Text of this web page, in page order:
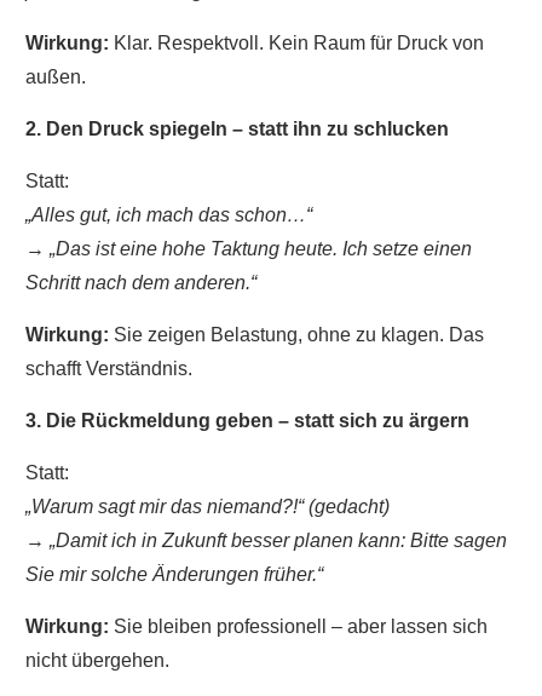
Wirkung: Klar. Respektvoll. Kein Raum für Druck von
außen.
2. Den Druck spiegeln – statt ihn zu schlucken
Statt:
„Alles gut, ich mach das schon…“
→ „Das ist eine hohe Taktung heute. Ich setze einen
Schritt nach dem anderen.“
Wirkung: Sie zeigen Belastung, ohne zu klagen. Das
schafft Verständnis.
3. Die Rückmeldung geben – statt sich zu ärgern
Statt:
„Warum sagt mir das niemand?!“ (gedacht)
→ „Damit ich in Zukunft besser planen kann: Bitte sagen
Sie mir solche Änderungen früher.“
Wirkung: Sie bleiben professionell – aber lassen sich
nicht übergehen.